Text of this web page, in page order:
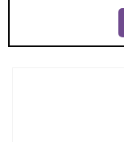
Elaborando
da indústria
aquisição é mais
Quem
supermercado